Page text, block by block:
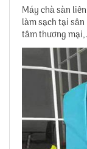
Máy chà sàn
làm sạch tại
tâm thương